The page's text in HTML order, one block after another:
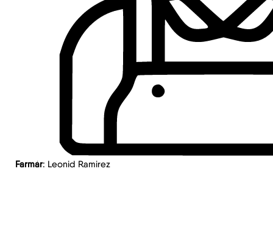
Farmár: Leonid Ramirez